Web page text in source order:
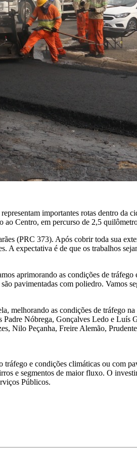
importantes rotas dentro da
ao Centro, em percurso de 2,5
(PRC 373). Após cobrir toda sua
expectativa é de que os trabalhos
aprimorando as condições de
pavimentadas com poliedro. Vamos
melhorando as condições de tráfego
Nóbrega, Gonçalves Ledo e
Nilo Peçanha, Freire Alemão,
e condições climáticas ou com
e segmentos de maior fluxo. O
Públicos.